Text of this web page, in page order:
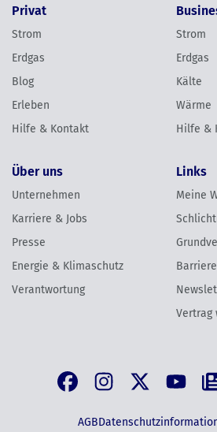
Privat
Strom
Erdgas
Blog
Erleben
Hilfe & Kontakt
Strom
Erdgas
Kälte
Wärme
Hilfe &
Über uns
Unternehmen
Karriere & Jobs
Presse
Energie & Klimaschutz
Verantwortung
Links
Meine
Vertrag
AGB